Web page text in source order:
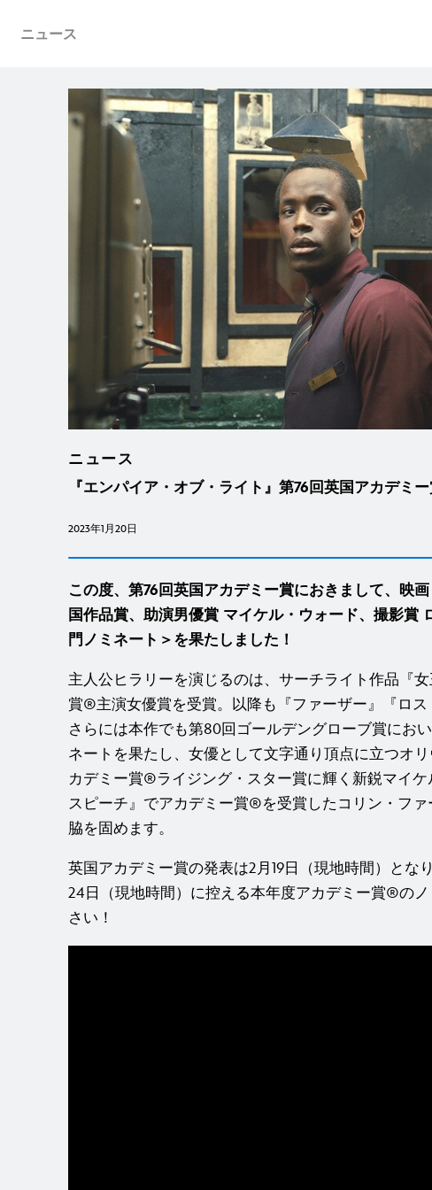
ニュース
ニュース
『エンパイア・オブ・ライト』第76回英国アカデミ
2023年1月20日
この度、第76回英国アカデミー賞におきまして、映
国作品賞、助演男優賞 マイケル・ウォード、撮影賞
門ノミネート＞を果たしました！
主人公ヒラリーを演じるのは、サーチライト作品『
賞®主演女優賞を受賞。以降も『ファーザー』『ロス
さらには本作でも第80回ゴールデングローブ賞にお
ネートを果たし、女優として文字通り頂点に立つオ
カデミー賞®ライジング・スター賞に輝く新鋭マイ
スピーチ』でアカデミー賞®を受賞したコリン・フ
脇を固めます。
英国アカデミー賞の発表は2月19日（現地時間）とな
24日（現地時間）に控える本年度アカデミー賞®の
さい！